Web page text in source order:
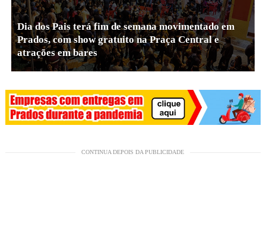
Dia dos Pais terá fim de semana movimentado em
Prados, com show gratuito na Praça Central e
atrações em bares
Missas desta semana em Prados: confira a
programação de 5 a 9 de agosto
CONTINUA DEPOIS DA PUBLICIDADE